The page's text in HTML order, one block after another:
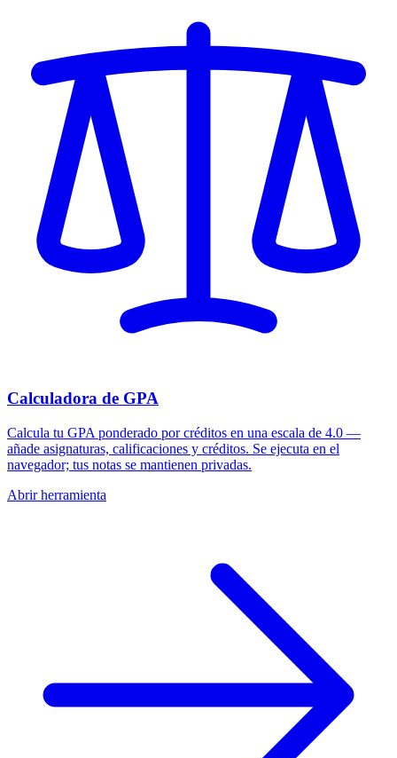
Calculadora de GPA
Calcula tu GPA ponderado por créditos en una escala de 4.0 —
añade asignaturas, calificaciones y créditos. Se ejecuta en el
navegador; tus notas se mantienen privadas.
Abrir herramienta